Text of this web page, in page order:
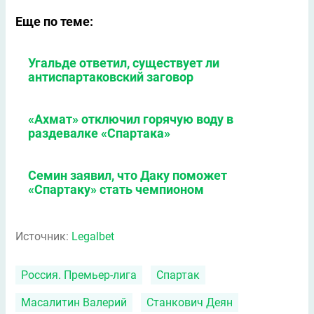
Еще по теме:
Угальде ответил, существует ли
антиспартаковский заговор
«Ахмат» отключил горячую воду в
раздевалке «Спартака»
Семин заявил, что Даку поможет
«Спартаку» стать чемпионом
Источник: Legalbet
Россия. Премьер-лига Спартак
Масалитин Валерий Станкович Деян